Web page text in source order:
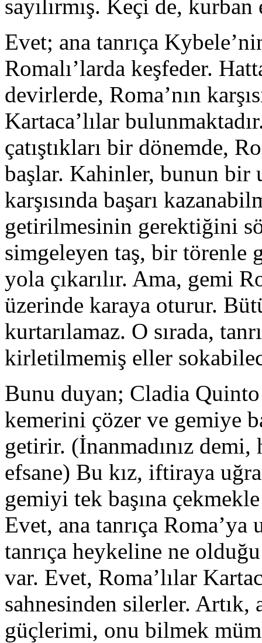
sayılırmış. Keçi de,
Evet; ana tanrıça
Romalı’larda keşfeder.
devirlerde, Roma’nın
Kartaca’lılar
çatıştıkları bir dönemde,
başlar. Kahinler, bunun bir
karşısında başarı
getirilmesinin gerektiğini
simgeleyen taş, bir törenle
yola çıkarılır. Ama, gemi
üzerinde karaya oturur.
kurtarılamaz. O sırada,
kirletilmemiş eller
Bunu duyan; Cladia
kemerini çözer ve gemiye
getirir. (İnanmadınız demi,
efsane) Bu kız, iftiraya
gemiyi tek başına
Evet, ana tanrıça
tanrıça heykeline ne
var. Evet, Roma’lılar
sahnesinden silerler. Artık,
güçlerimi, onu bilmek